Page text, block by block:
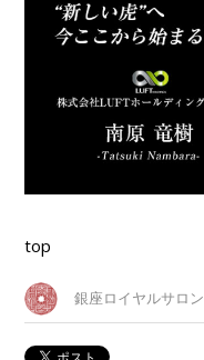
top
銀座ロイヤルサロン